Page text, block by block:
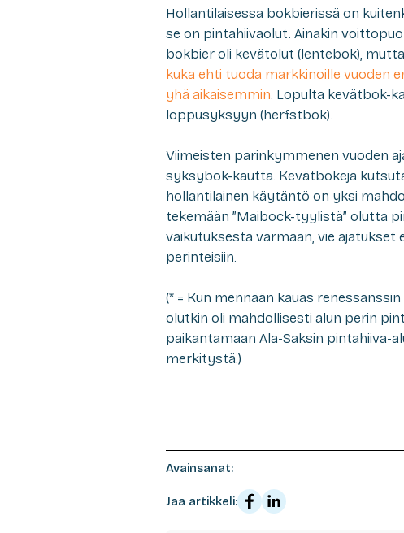
Hollantilaisessa bokbierissä on
se on pintahiivaolut. Ainakin
bokbier oli kevätolut (lentebok), mutta
kuka ehti tuoda markkinoille vuoden
yhä aikaisemmin. Lopulta kevätbok-
loppusyksyyn (herfstbok).
Viimeisten parinkymmenen vuoden
syksybok-kautta. Kevätbokeja
hollantilainen käytäntö on yksi
tekemään ”Maibock-tyylistä” olutta
vaikutuksesta varmaan, vie ajatukset
perinteisiin.
(* = Kun mennään kauas
olutkin oli mahdollisesti alun perin
paikantamaan Ala-Saksin pintahiiva-
merkitystä.)
Avainsanat:
Jaa artikkeli: